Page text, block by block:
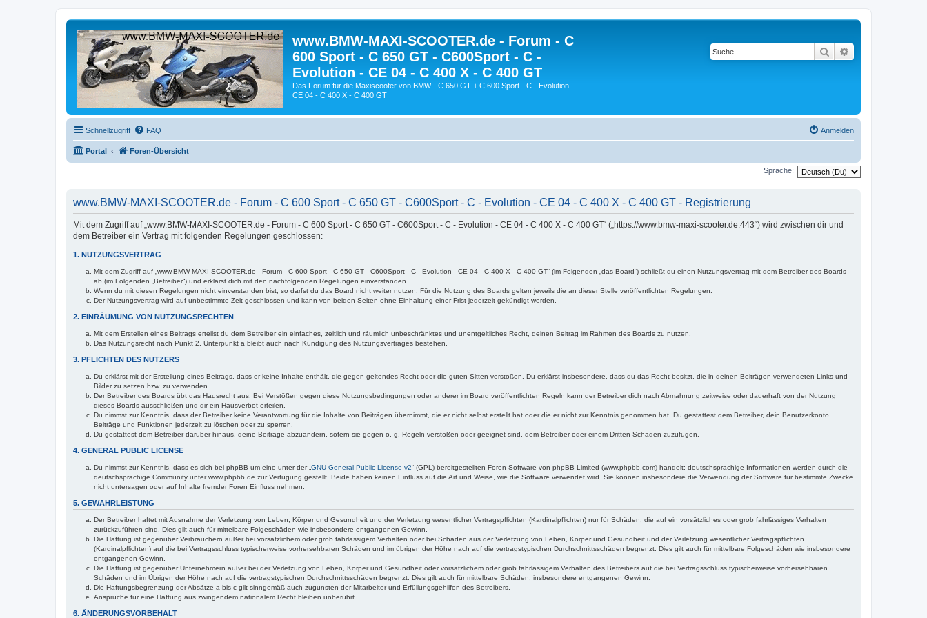
www.BMW-MAXI-SCOOTER.de - Forum - C
600 Sport - C 650 GT - C600Sport - C -
Evolution - CE 04 - C 400 X - C 400 GT
Das Forum für die Maxiscooter von BMW - C 650 GT + C 600 Sport - C - Evolution -
CE 04 - C 400 X - C 400 GT
Suche
Schnellzugriff FAQ Anmelden
Portal Foren-Übersicht
Sprache:
www.BMW-MAXI-SCOOTER.de - Forum - C 600 Sport - C 650 GT - C600Sport - C - Evolution - CE 04 - C 400 X - C 400 GT - Registrierung
Mit dem Zugriff auf „www.BMW-MAXI-SCOOTER.de - Forum - C 600 Sport - C 650 GT - C600Sport - C - Evolution - CE 04 - C 400 X - C 400 GT“ („https://www.bmw-maxi-scooter.de:443“) wird zwischen dir und
dem Betreiber ein Vertrag mit folgenden Regelungen geschlossen:
1. NUTZUNGSVERTRAG
Mit dem Zugriff auf „www.BMW-MAXI-SCOOTER.de - Forum - C 600 Sport - C 650 GT - C600Sport - C - Evolution - CE 04 - C 400 X - C 400 GT“ (im Folgenden „das Board“) schließt du einen Nutzungsvertrag mit dem Betreiber des Boards
ab (im Folgenden „Betreiber“) und erklärst dich mit den nachfolgenden Regelungen einverstanden.
Wenn du mit diesen Regelungen nicht einverstanden bist, so darfst du das Board nicht weiter nutzen. Für die Nutzung des Boards gelten jeweils die an dieser Stelle veröffentlichten Regelungen.
Der Nutzungsvertrag wird auf unbestimmte Zeit geschlossen und kann von beiden Seiten ohne Einhaltung einer Frist jederzeit gekündigt werden.
2. EINRÄUMUNG VON NUTZUNGSRECHTEN
Mit dem Erstellen eines Beitrags erteilst du dem Betreiber ein einfaches, zeitlich und räumlich unbeschränktes und unentgeltliches Recht, deinen Beitrag im Rahmen des Boards zu nutzen.
Das Nutzungsrecht nach Punkt 2, Unterpunkt a bleibt auch nach Kündigung des Nutzungsvertrages bestehen.
3. PFLICHTEN DES NUTZERS
Du erklärst mit der Erstellung eines Beitrags, dass er keine Inhalte enthält, die gegen geltendes Recht oder die guten Sitten verstoßen. Du erklärst insbesondere, dass du das Recht besitzt, die in deinen Beiträgen verwendeten Links und
Bilder zu setzen bzw. zu verwenden.
Der Betreiber des Boards übt das Hausrecht aus. Bei Verstößen gegen diese Nutzungsbedingungen oder anderer im Board veröffentlichten Regeln kann der Betreiber dich nach Abmahnung zeitweise oder dauerhaft von der Nutzung
dieses Boards ausschließen und dir ein Hausverbot erteilen.
Du nimmst zur Kenntnis, dass der Betreiber keine Verantwortung für die Inhalte von Beiträgen übernimmt, die er nicht selbst erstellt hat oder die er nicht zur Kenntnis genommen hat. Du gestattest dem Betreiber, dein Benutzerkonto,
Beiträge und Funktionen jederzeit zu löschen oder zu sperren.
Du gestattest dem Betreiber darüber hinaus, deine Beiträge abzuändern, sofern sie gegen o. g. Regeln verstoßen oder geeignet sind, dem Betreiber oder einem Dritten Schaden zuzufügen.
4. GENERAL PUBLIC LICENSE
Du nimmst zur Kenntnis, dass es sich bei phpBB um eine unter der „ GNU General Public License v2“ (GPL) bereitgestellten Foren-Software von phpBB Limited (www.phpbb.com) handelt; deutschsprachige Informationen werden durch die
deutschsprachige Community unter www.phpbb.de zur Verfügung gestellt. Beide haben keinen Einfluss auf die Art und Weise, wie die Software verwendet wird. Sie können insbesondere die Verwendung der Software für bestimmte Zwecke
nicht untersagen oder auf Inhalte fremder Foren Einfluss nehmen.
5. GEWÄHRLEISTUNG
Der Betreiber haftet mit Ausnahme der Verletzung von Leben, Körper und Gesundheit und der Verletzung wesentlicher Vertragspflichten (Kardinalpflichten) nur für Schäden, die auf ein vorsätzliches oder grob fahrlässiges Verhalten
zurückzuführen sind. Dies gilt auch für mittelbare Folgeschäden wie insbesondere entgangenen Gewinn.
Die Haftung ist gegenüber Verbrauchern außer bei vorsätzlichem oder grob fahrlässigem Verhalten oder bei Schäden aus der Verletzung von Leben, Körper und Gesundheit und der Verletzung wesentlicher Vertragspflichten
(Kardinalpflichten) auf die bei Vertragsschluss typischerweise vorhersehbaren Schäden und im übrigen der Höhe nach auf die vertragstypischen Durchschnittsschäden begrenzt. Dies gilt auch für mittelbare Folgeschäden wie insbesondere
entgangenen Gewinn.
Die Haftung ist gegenüber Unternehmern außer bei der Verletzung von Leben, Körper und Gesundheit oder vorsätzlichem oder grob fahrlässigem Verhalten des Betreibers auf die bei Vertragsschluss typischerweise vorhersehbaren
Schäden und im Übrigen der Höhe nach auf die vertragstypischen Durchschnittsschäden begrenzt. Dies gilt auch für mittelbare Schäden, insbesondere entgangenen Gewinn.
Die Haftungsbegrenzung der Absätze a bis c gilt sinngemäß auch zugunsten der Mitarbeiter und Erfüllungsgehilfen des Betreibers.
Ansprüche für eine Haftung aus zwingendem nationalem Recht bleiben unberührt.
6. ÄNDERUNGSVORBEHALT